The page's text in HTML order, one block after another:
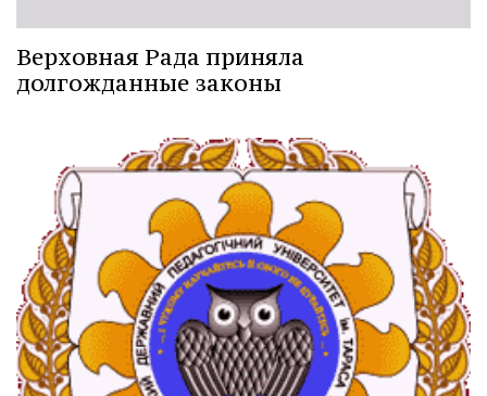
Верховная Рада приняла
долгожданные законы